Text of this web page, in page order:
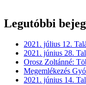
Legutóbbi
2021. július 12.
2021. június 28.
Orosz Zoltánné:
Megemlékezés
2021. június 14.